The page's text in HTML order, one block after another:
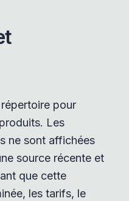
pour
Les
ne sont affichées
source récente et
que cette
les tarifs, le